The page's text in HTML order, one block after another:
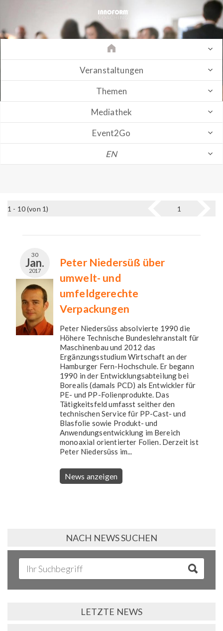
Veranstaltungen
Themen
Mediathek
Event2Go
EN
1 - 10 (von 1) 1
30
Jan.
2017
Peter Niedersüß über
umwelt- und
umfeldgerechte
Verpackungen
Peter Niedersüss absolvierte 1990 die
Höhere Technische Bundeslehranstalt für
Maschinenbau und 2012 das
Ergänzungsstudium Wirtschaft an der
Hamburger Fern-Hochschule. Er begann
1990 in der Entwicklungsabteilung bei
Borealis (damals PCD) als Entwickler für
PE- und PP-Folienprodukte. Das
Tätigkeitsfeld umfasst seither den
technischen Service für PP-Cast- und
Blasfolie sowie Produkt- und
Anwendungsentwicklung im Bereich
monoaxial orientierter Folien. Derzeit ist
Peter Niedersüss im...
News anzeigen
NACH NEWS SUCHEN
LETZTE NEWS